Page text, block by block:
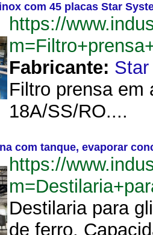
com 45 placas Star
https://
Fabricante:
Filtro prensa em
18A/SS/RO....
com tanque, evaporar
https://
Destilaria para
de ferro.